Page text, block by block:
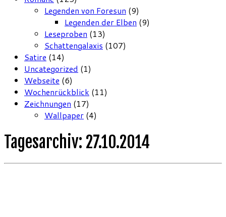
Legenden von Foresun (9)
Legenden der Elben (9)
Leseproben (13)
Schattengalaxis (107)
Satire (14)
Uncategorized (1)
Webseite (6)
Wochenrückblick (11)
Zeichnungen (17)
Wallpaper (4)
Tagesarchiv: 27.10.2014